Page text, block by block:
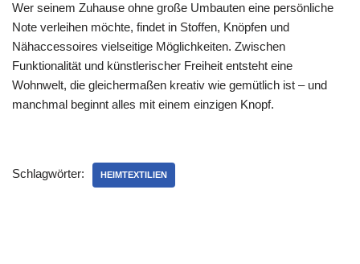
Wer seinem Zuhause ohne große Umbauten eine persönliche
Note verleihen möchte, findet in Stoffen, Knöpfen und
Nähaccessoires vielseitige Möglichkeiten. Zwischen
Funktionalität und künstlerischer Freiheit entsteht eine
Wohnwelt, die gleichermaßen kreativ wie gemütlich ist – und
manchmal beginnt alles mit einem einzigen Knopf.
Schlagwörter: HEIMTEXTILIEN